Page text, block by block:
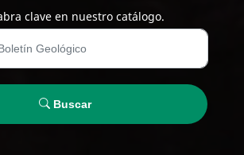
clave en nuestro catálogo.
Buscar